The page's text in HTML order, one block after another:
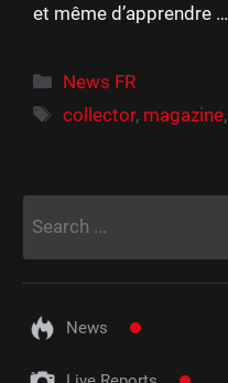
et même d’apprendre …
Catégories
News FR
Étiquettes
collector, magazine,
News